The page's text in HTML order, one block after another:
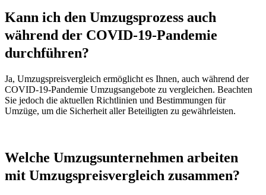
Kann ich den Umzugsprozess auch
während der COVID-19-Pandemie
durchführen?
Ja, Umzugspreisvergleich ermöglicht es Ihnen, auch während der
COVID-19-Pandemie Umzugsangebote zu vergleichen. Beachten
Sie jedoch die aktuellen Richtlinien und Bestimmungen für
Umzüge, um die Sicherheit aller Beteiligten zu gewährleisten.
Welche Umzugsunternehmen arbeiten
mit Umzugspreisvergleich zusammen?